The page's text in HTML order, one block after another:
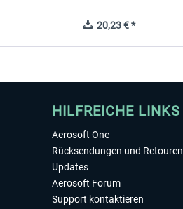
20,23 € *
HILFREICHE LINKS
Aerosoft One
Rücksendungen und Retouren
Updates
Aerosoft Forum
Support kontaktieren